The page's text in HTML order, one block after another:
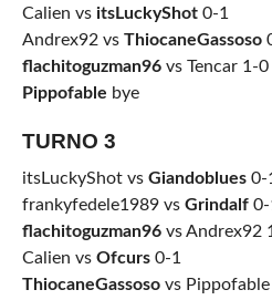
Calien vs itsLuckyShot0-1
Andrex92 vs ThiocaneGassoso
flachitoguzman96vs Tencar 1-0
Pippofable bye
TURNO 3
itsLuckyShot vs Giandoblues0-1
frankyfedele1989 vs Grindalf0-
flachitoguzman96vs Andrex92
Calien vs Ofcurs0-1
ThiocaneGassosovs